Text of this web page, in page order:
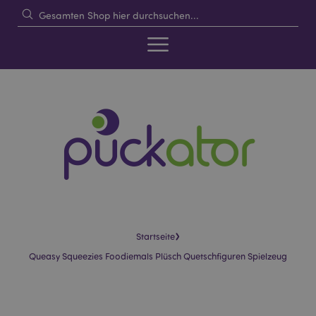
Startseite›
Queasy Squeezies Foodiemals Plüsch Quetschfiguren Spielzeug